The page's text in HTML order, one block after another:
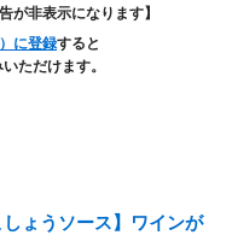
が非表示になります】
に登録すると
ただけます。
ょうソース】ワインが